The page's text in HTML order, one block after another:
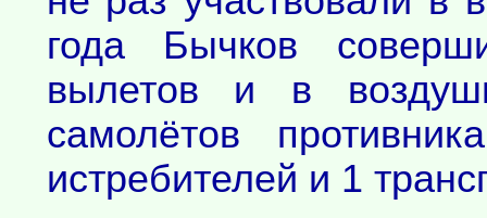
года Бычков
вылетов и в
самолётов
истребителей и 1